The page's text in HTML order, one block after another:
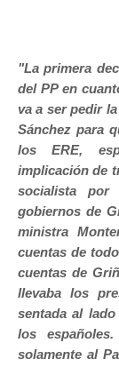
"La primera
del PP en
va a ser pedir
Sánchez para
los ERE,
implicación de
socialista por
gobiernos de
ministra
cuentas de
cuentas de
llevaba los
sentada al
los
solamente al